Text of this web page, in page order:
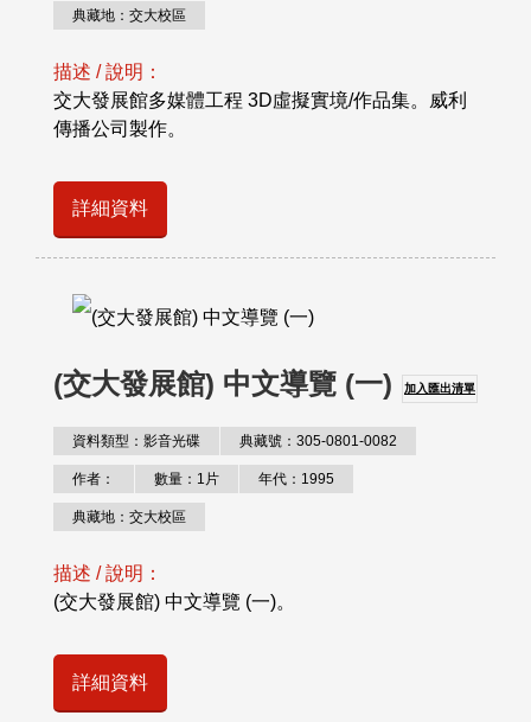
典藏地：交大校區
描述 / 說明：
交大發展館多媒體工程 3D虛擬實境/作品集。威利
傳播公司製作。
詳細資料
(交大發展館) 中文導覽 (一) 加入匯出清單
資料類型：影音光碟 典藏號：305-0801-0082
作者： 數量：1片 年代：1995
典藏地：交大校區
描述 / 說明：
(交大發展館) 中文導覽 (一)。
詳細資料